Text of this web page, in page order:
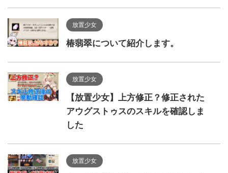
放置少女
椿翡翠について紹介します。
放置少女
【放置少女】上方修正？修正された
アウグストゥスのスキルを確認しま
した
放置少女